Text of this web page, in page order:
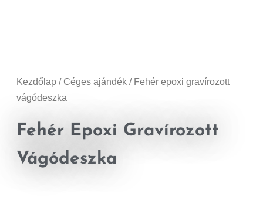
Kezdőlap / Céges ajándék / Fehér epoxi gravírozott
vágódeszka
Fehér Epoxi Gravírozott
Vágódeszka